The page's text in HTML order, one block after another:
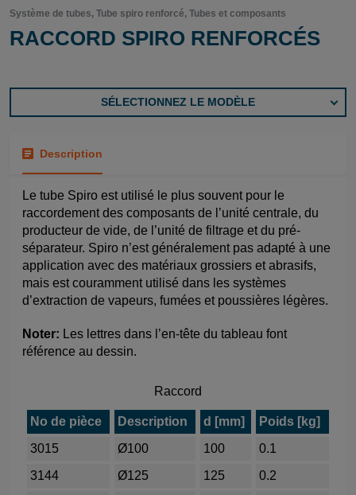
Système de tubes, Tube spiro renforcé, Tubes et composants
RACCORD SPIRO RENFORCÉS
SÉLECTIONNEZ LE MODÈLE
Description
Le tube Spiro est utilisé le plus souvent pour le
raccordement des composants de l’unité centrale, du
producteur de vide, de l’unité de filtrage et du pré-
séparateur. Spiro n’est généralement pas adapté à une
application avec des matériaux grossiers et abrasifs,
mais est couramment utilisé dans les systèmes
d’extraction de vapeurs, fumées et poussières légères.
Noter: Les lettres dans l’en-tête du tableau font
référence au dessin.
Raccord
No de pièce Description d [mm]
Poids [kg]
3015
Ø100 100
0.1
3144
Ø125 125
0.2